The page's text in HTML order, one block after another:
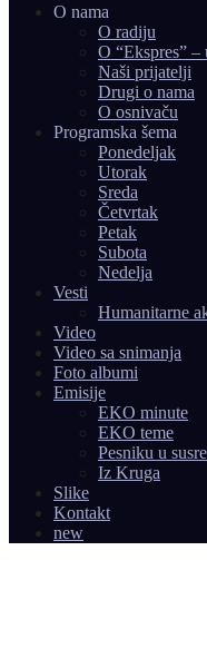
O nama
O radiju
O “Ekspres” –
Naši prijatelji
Drugi o nama
O osnivaču
Programska šema
Ponedeljak
Utorak
Sreda
Četvrtak
Petak
Subota
Nedelja
Vesti
Humanitarne
Video
Video sa snimanja
Foto albumi
Emisije
EKO minute
EKO teme
Pesniku u
Iz Kruga
Slike
Kontakt
new